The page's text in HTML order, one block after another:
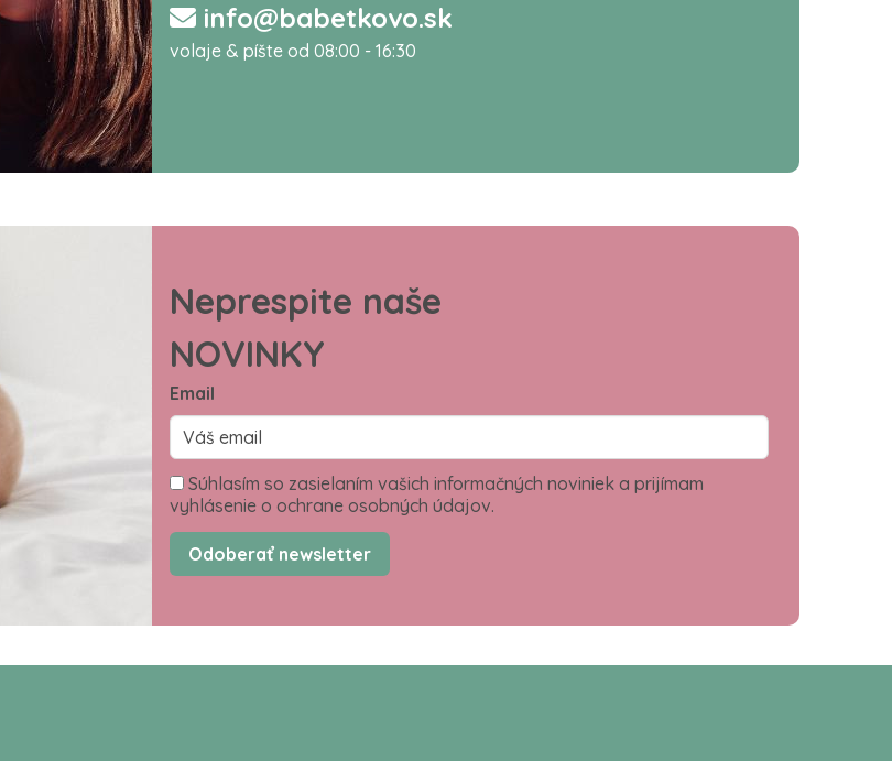
info@babetkovo.sk
volaje & píšte od 08:00 - 16:30
Neprespite naše
NOVINKY
Email
Súhlasím so zasielaním vašich informačných noviniek a prijímam
vyhlásenie o ochrane osobných údajov.
Odoberať newsletter